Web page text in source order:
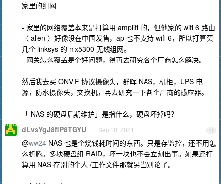
家里的组网
- 家里的网络覆盖本来是打算用 amplifi 的，但他家的 wifi 6 路由
（ alien ）好像没在中国发售，ap 也不支持 wifi 6，所以打算买
几个 linksys 的 mx5300 无线组网。
- 网关怎么覆盖是个好问题，得再去研究各个厂商怎么解决。
然后我去买 ONVIF 协议摄像头，群晖 NAS，机柜，UPS 电
源，防水摄像头，交换机，再去研究一下各个厂商的感应器。
「 NAS 的硬盘后期维护」是指什么，硬盘坏掉吗？
11
dLvsYgJ8fiP8TGYU Sep 10, 2021
@ww24 NAS 也是个烧钱耗时间的东西。只是存监控，还不用怎
么折腾。多块硬盘组 RAID，坏一块也不会立刻出事。如果还打
算用 NAS 存别的个人 /工作文件那就另当别论了。